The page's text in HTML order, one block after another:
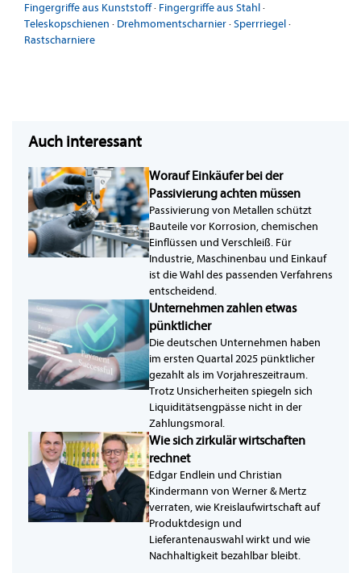
Fingergriffe aus Kunststoff· Fingergriffe aus Stahl·
Teleskopschienen · Drehmomentscharnier·Sperrriegel·
Rastscharniere
Auch interessant
Worauf Einkäufer bei der
Passivierung achten müssen
Passivierung von Metallen schützt
Bauteile vor Korrosion, chemischen
Einflüssen und Verschleiß. Für
Industrie, Maschinenbau und Einkauf
ist die Wahl des passenden Verfahrens
entscheidend.
Unternehmen zahlen etwas
pünktlicher
Die deutschen Unternehmen haben
im ersten Quartal 2025 pünktlicher
gezahlt als im Vorjahreszeitraum.
Trotz Unsicherheiten spiegeln sich
Liquiditätsengpässe nicht in der
Zahlungsmoral.
Wie sich zirkulär wirtschaften
rechnet
Edgar Endlein und Christian
Kindermann von Werner & Mertz
verraten, wie Kreislaufwirtschaft auf
Produktdesign und
Lieferantenauswahl wirkt und wie
Nachhaltigkeit bezahlbar bleibt.